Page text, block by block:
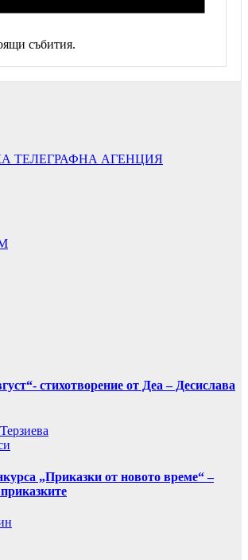
събития.
ТЕЛЕГРАФНА АГЕНЦИЯ
стихотворение от Деа – Десислава
„Приказки от новото време“ –